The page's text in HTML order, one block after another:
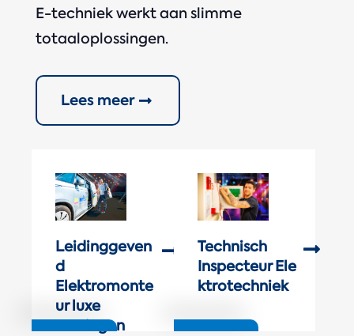
E-techniek werkt aan slimme
totaaloplossingen.
Lees meer
Leidinggeven
d
Elektromonte
ur luxe
woningen
Technisch
Inspecteur Ele
ktrotechniek